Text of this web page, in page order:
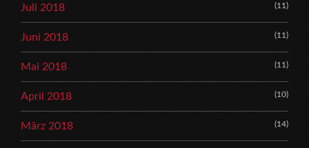
Juli 2018 (11)
Juni 2018 (11)
Mai 2018 (11)
April 2018 (10)
März 2018 (14)